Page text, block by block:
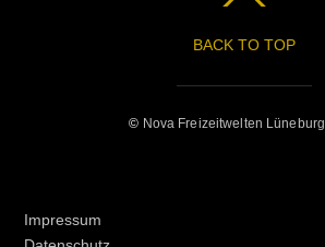
BACK TO TOP
© Nova Freizeitwelten Lüneburg
Impressum